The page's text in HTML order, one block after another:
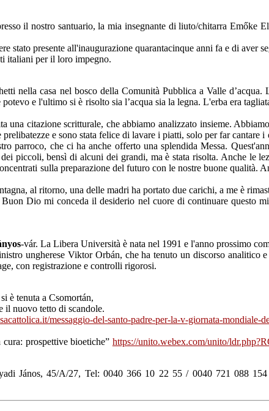
il nostro santuario, la mia insegnante di liuto/chitarra Emőke
stato presente all'inaugurazione quarantacinque anni fa e di aver
italiani per il loro impegno.
nella casa nel bosco della Comunità Pubblica a Valle
e l'ultimo si è risolto sia l’acqua sia la legna. L'erba era
una citazione scritturale, che abbiamo analizzato insieme.
e sono stata felice di lavare i piatti, solo per far cantare
parroco, che ci ha anche offerto una splendida Messa.
piccoli, bensì di alcuni dei grandi, ma è stata risolta. Anche le
sulla preparazione del futuro con le nostre buone qualità.
al ritorno, una delle madri ha portato due carichi, a me è
Dio mi conceda il desiderio nel cuore di continuare questo
-vár. La Libera Università è nata nel 1991 e l'anno prossimo
Viktor Orbán, che ha tenuto un discorso analitico e
con registrazione e controlli rigorosi.
è tenuta a Csomortán,
il nuovo tetto di scandole.
messaggio-del-santo-padre-per-la-v-giornata-
prospettive bioetiche” https://unito.webex.com/unito/
János, 45/A/27, Tel: 0040 366 10 22 55 / 0040 721 088